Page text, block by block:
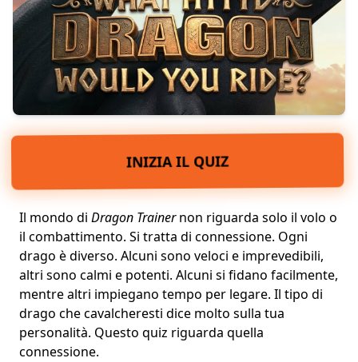
INIZIA IL QUIZ
Il mondo di Dragon Trainernon riguarda solo il volo o
il combattimento. Si tratta di connessione. Ogni
drago è diverso. Alcuni sono veloci e imprevedibili,
altri sono calmi e potenti. Alcuni si fidano facilmente,
mentre altri impiegano tempo per legare. Il tipo di
drago che cavalcheresti dice molto sulla tua
personalità. Questo quiz riguarda quella
connessione.